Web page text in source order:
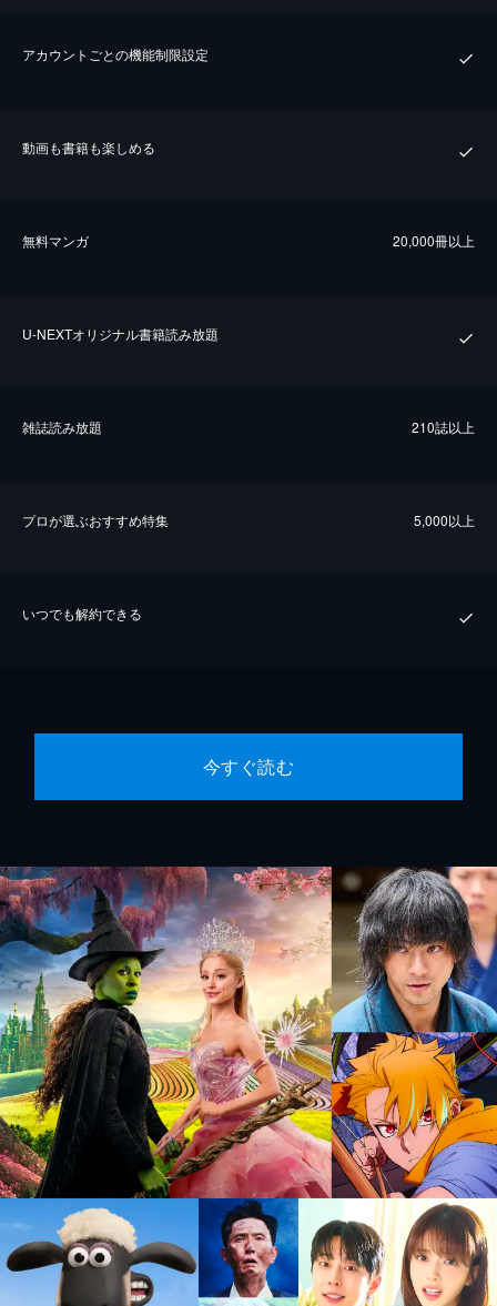
アカウントごとの機能制限設定
動画も書籍も楽しめる
無料マンガ 20,000冊以上
U-NEXTオリジナル書籍読み放題
雑誌読み放題 210誌以上
プロが選ぶおすすめ特集 5,000以上
いつでも解約できる
今すぐ読む